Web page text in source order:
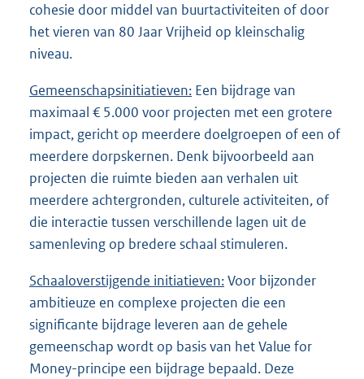
cohesie door middel van buurtactiviteiten of door
het vieren van 80 Jaar Vrijheid op kleinschalig
niveau.
Gemeenschapsinitiatieven: Een bijdrage van
maximaal € 5.000 voor projecten met een grotere
impact, gericht op meerdere doelgroepen of een of
meerdere dorpskernen. Denk bijvoorbeeld aan
projecten die ruimte bieden aan verhalen uit
meerdere achtergronden, culturele activiteiten, of
die interactie tussen verschillende lagen uit de
samenleving op bredere schaal stimuleren.
Schaaloverstijgende initiatieven:Voor bijzonder
ambitieuze en complexe projecten die een
significante bijdrage leveren aan de gehele
gemeenschap wordt op basis van het Value for
Money-principe een bijdrage bepaald. Deze